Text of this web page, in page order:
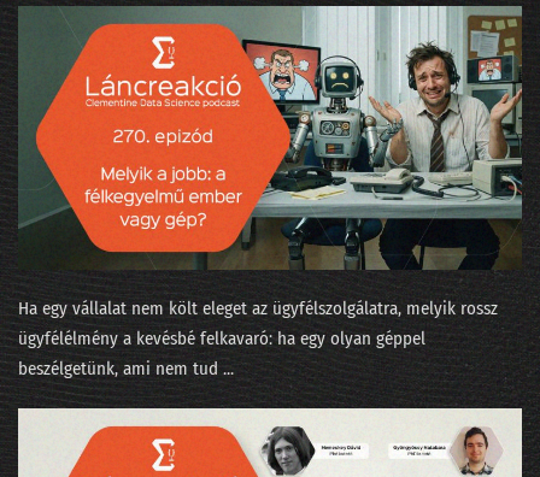
253 - Az agentic két éven belül bedönti a világot
252 - Írjanak-e AI-jal beadandót a műegyetemisták?
251 - A Minerva súlyozást finomított
250 - Járnak-e pszichiáterhez a lusta LLM-ek?
249 - Okoska és a hét prompt
248 - Szédült ügynökök irodaszerte
247 - Tücsök és bogár és Moltbook
246 - Fejlesszünk szoftvert szoftverrel!
245 - Adásunkat megszakítjuk... egy közvéleménykutatással!
Ha egy vállalat nem költ eleget az ügyfélszolgálatra, melyik rossz
ügyfélélmény a kevésbé felkavaró: ha egy olyan géppel
beszélgetünk, ami nem tud ...